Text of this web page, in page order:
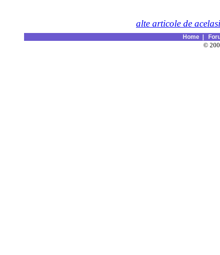
alte articole de
Home|
©